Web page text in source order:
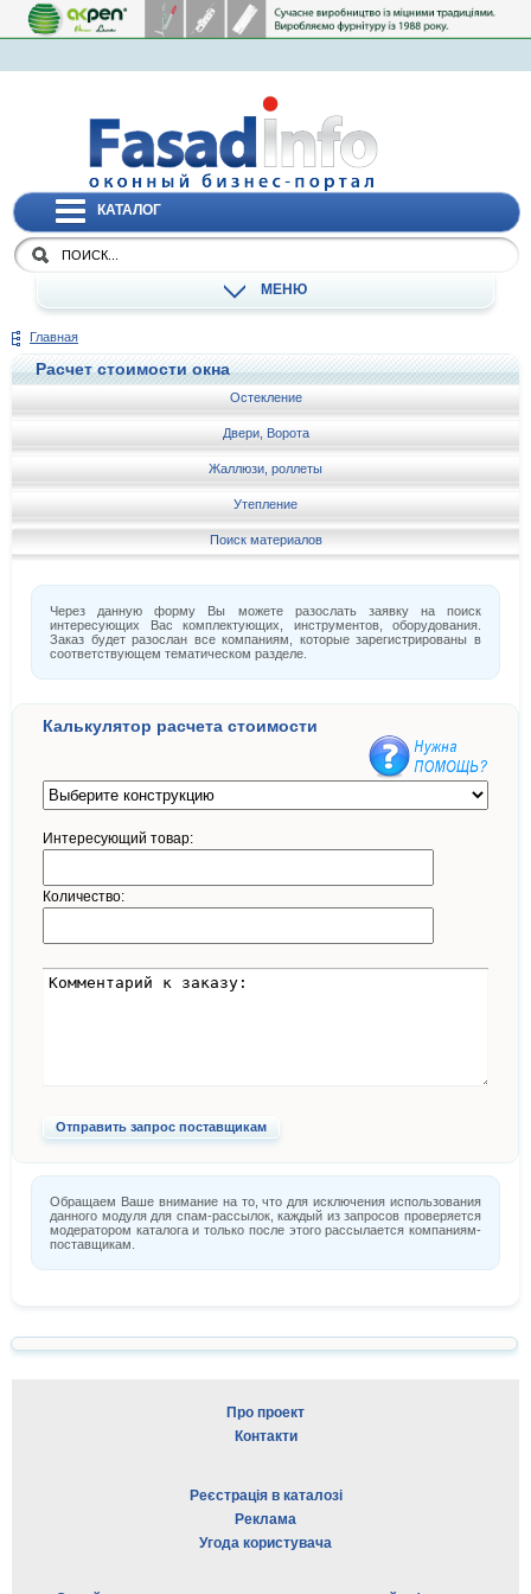
КАТАЛОГ
МЕНЮ
Главная
Расчет стоимости окна
Остекление
Двери, Ворота
Жаллюзи, роллеты
Утепление
Поиск материалов
Через данную форму Вы можете разослать заявку на поиск
интересующих Вас комплектующих, инструментов, оборудования.
Заказ будет разослан все компаниям, которые зарегистрированы в
соответствующем тематическом разделе.
Калькулятор расчета стоимости
Интересующий товар:
Количество:
Обращаем Ваше внимание на то, что для исключения использования
данного модуля для спам-рассылок, каждый из запросов проверяется
модератором каталога и только после этого рассылается компаниям-
поставщикам.
Про проект
Контакти
Реєстрація в каталозі
Реклама
Угода користувача